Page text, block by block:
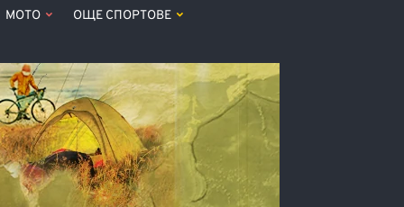
МОТО ОЩЕ СПОРТОВЕ